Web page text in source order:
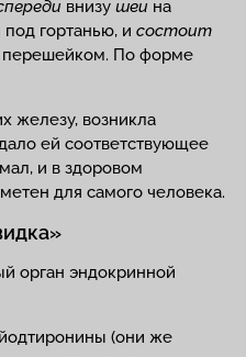
внизу шеи на
гортанью, и состоит
перешейком. По форме
железу, возникла
ей соответствующее
и в здоровом
для самого человека.
орган эндокринной
(они же